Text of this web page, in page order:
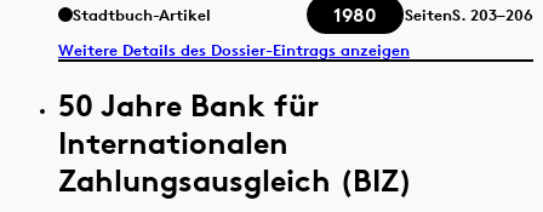
Stadtbuch-Artikel 1980 SeitenS. 203–206
Weitere Details des Dossier-Eintrags anzeigen
50 Jahre Bank für
Internationalen
Zahlungsausgleich (BIZ)